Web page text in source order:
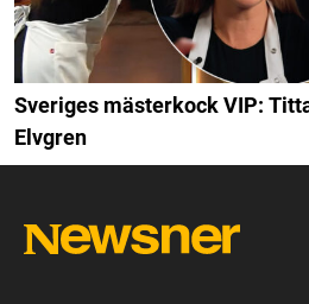
Sveriges mästerkock VIP:
Elvgren